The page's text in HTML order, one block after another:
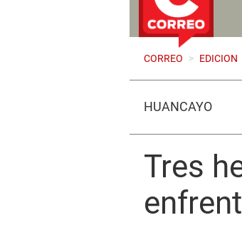
CORREO > EDICION
HUANCAYO
Tres